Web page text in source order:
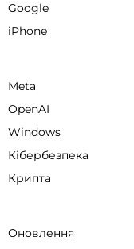
Google
iPhone
Meta
OpenAI
Windows
Кібербезпека
Крипта
Оновлення